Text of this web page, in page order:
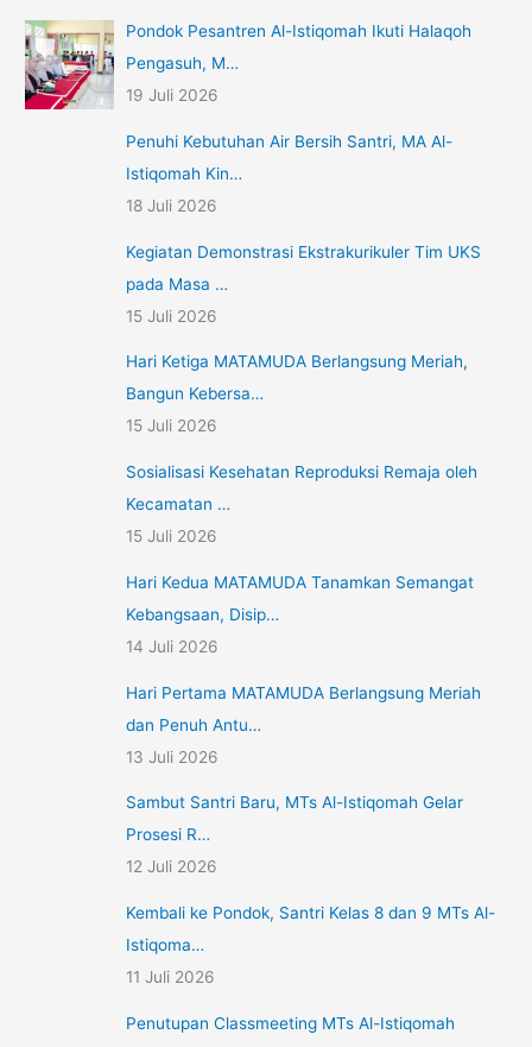
Pondok Pesantren Al-Istiqomah Ikuti Halaqoh
Pengasuh, M…
19 Juli 2026
Penuhi Kebutuhan Air Bersih Santri, MA Al-
Istiqomah Kin…
18 Juli 2026
Kegiatan Demonstrasi Ekstrakurikuler Tim UKS
pada Masa …
15 Juli 2026
Hari Ketiga MATAMUDA Berlangsung Meriah,
Bangun Kebersa…
15 Juli 2026
Sosialisasi Kesehatan Reproduksi Remaja oleh
Kecamatan …
15 Juli 2026
Hari Kedua MATAMUDA Tanamkan Semangat
Kebangsaan, Disip…
14 Juli 2026
Hari Pertama MATAMUDA Berlangsung Meriah
dan Penuh Antu…
13 Juli 2026
Sambut Santri Baru, MTs Al-Istiqomah Gelar
Prosesi R…
12 Juli 2026
Kembali ke Pondok, Santri Kelas 8 dan 9 MTs Al-
Istiqoma…
11 Juli 2026
Penutupan Classmeeting MTs Al-Istiqomah